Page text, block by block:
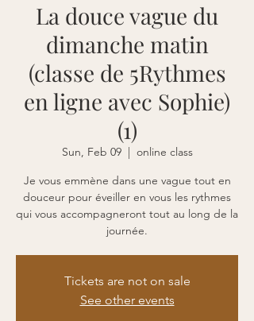
La douce vague du
dimanche matin
(classe de 5Rythmes
en ligne avec Sophie)
(1)
Sun, Feb 09
  |
online class
Je vous emmène dans une vague tout en
douceur pour éveiller en vous les rythmes
qui vous accompagneront tout au long de la
journée.
Tickets are not on sale
See other events